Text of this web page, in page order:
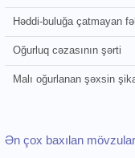
Həddi-buluğa çatmayan
Oğurluq cəzasının şərti
Malı oğurlanan şəxsin
Ən çox baxılan mövzular